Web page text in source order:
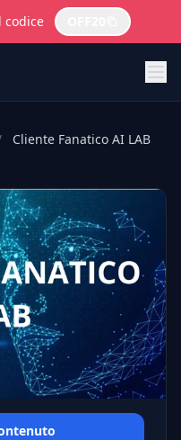
codice
Cliente Fanatico AI LAB